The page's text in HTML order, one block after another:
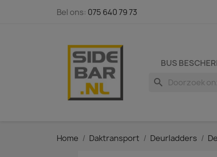
Bel ons: 075 640 79 73
BUS
search
Home Daktransport Deurladders